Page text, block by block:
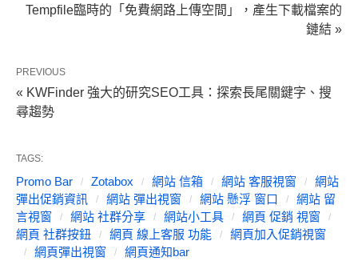
Tempfile臨時的「免費網路上傳空間」，產生下載檔案的
鏈結 »
PREVIOUS
« KWFinder 強大的研究SEO工具：探索長尾關鍵字、搜
尋趨勢
TAGS:
Promo Bar Zotabox 網站 信箱 網站 客服視窗
網站
彈出促銷資訊
網站 彈出視窗 網站 懸浮 窗口
網站 留
言視窗
網站 社群分享 網站小工具
網頁 促銷 視窗
網頁 社群按鈕
網頁 線上客服 功能
網頁加入促銷視窗
網頁彈出視窗
網頁通知bar